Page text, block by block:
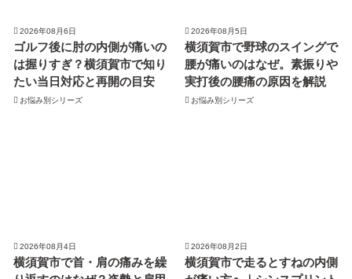
2026年08月6日
ゴルフ後に肘の内側が痛いの
は握りすぎ？横須賀市で知り
たい当日対応と再開の目安
お悩み別シリーズ
2026年08月5日
横須賀市で野球のスイングで
腰が痛いのはなぜ。素振りや
実打後の腰痛の原因を解説
お悩み別シリーズ
2026年08月4日
横須賀市で首・肩の痛みを繰
2026年08月2日
横須賀市で走るとすねの内側